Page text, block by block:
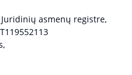
asmenų registre,